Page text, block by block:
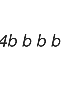
b b b b